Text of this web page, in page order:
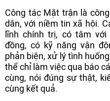
Công tác Mặt trận là
dân, với niềm tin xã hội.
lĩnh chính trị, có tâm
đồng, có kỹ năng vận
phản biện, xử lý tình
thể chỉ làm việc qua báo
cùng, nói đúng sự thật,
cùng kết quả.